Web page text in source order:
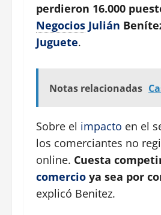
perdieron 16.000
Negocios Julián
Juguete.
Notas relacionadas
Sobre el impacto en el
los comerciantes no
online. Cuesta
comercio ya sea por
explicó Benitez.